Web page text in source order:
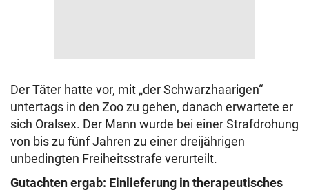
Der Täter hatte vor, mit „der Schwarzhaarigen“
untertags in den Zoo zu gehen, danach erwartete er
sich Oralsex. Der Mann wurde bei einer Strafdrohung
von bis zu fünf Jahren zu einer dreijährigen
unbedingten Freiheitsstrafe verurteilt.
Gutachten ergab: Einlieferung in therapeutisches